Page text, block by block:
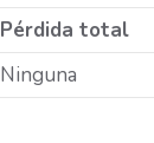
Pérdida total
Ninguna